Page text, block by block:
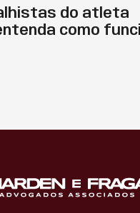
do atleta
como